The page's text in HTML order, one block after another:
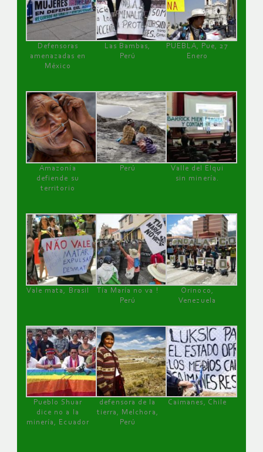
Defensoras
amenazadas en
México
Las Bambas,
Perú
PUEBLA, Pue, 27
Enero
Amazonía
defiende su
territorio
Perú
Valle del Elqui
sin minería.
Vale mata, Brasil
Tía María no va !
Perú
Orinoco,
Venezuela
Pueblo Shuar
dice no a la
minería, Ecuador
defensora de la
tierra, Melchora,
Perú
Caimanes, Chile